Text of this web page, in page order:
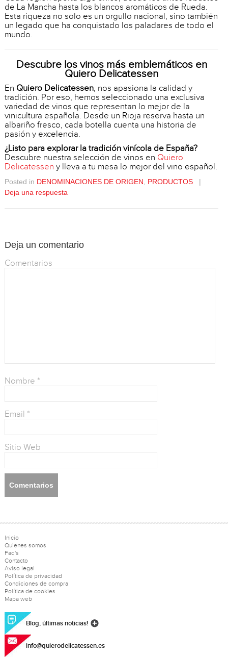
de La Mancha hasta los blancos aromáticos de Rueda.
Esta riqueza no solo es un orgullo nacional, sino también
un legado que ha conquistado los paladares de todo el
mundo.
Descubre los vinos más emblemáticos en
Quiero Delicatessen
En Quiero Delicatessen, nos apasiona la calidad y
tradición. Por eso, hemos seleccionado una exclusiva
variedad de vinos que representan lo mejor de la
vinicultura española. Desde un Rioja reserva hasta un
albariño fresco, cada botella cuenta una historia de
pasión y excelencia.
¿Listo para explorar la tradición vinícola de España?
Descubre nuestra selección de vinos en Quiero
Delicatessen y lleva a tu mesa lo mejor del vino español.
Posted in DENOMINACIONES DE ORIGEN PRODUCTOS |
Deja una respuesta
Deja un comentario
Comentarios
Nombre *
Email *
Sitio Web
Inicio
Quienes somos
Faq's
Contacto
Aviso legal
Política de privacidad
Condiciones de compra
Política de cookies
Mapa web
Blog, últimas noticias!
info@quierodelicatessen.es